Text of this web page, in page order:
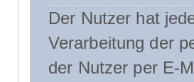
Der Nutzer hat
Verarbeitung der
der Nutzer per E-